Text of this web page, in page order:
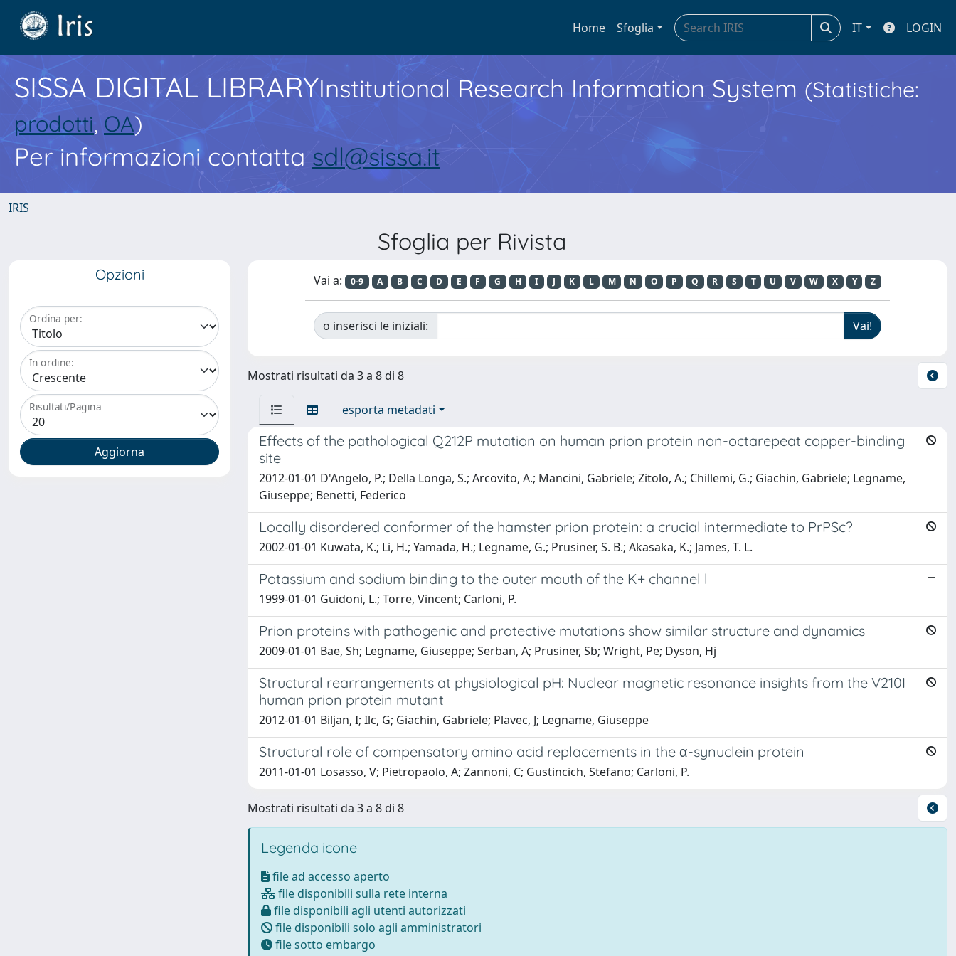
Home Sfoglia IT LOGIN
SISSA DIGITAL LIBRARYInstitutional Research Information System (Statistiche:
prodotti, OA)
Per informazioni contatta sdl@sissa.it
IRIS
Sfoglia per Rivista
Opzioni
Ordina per:
In ordine:
Risultati/Pagina
Vai a: 0-9 A B C D E F G H I J K L M N O P Q R S T U V W X Y Z
o inserisci le iniziali:
Mostrati risultati da 3 a 8 di 8
esporta metadati
Effects of the pathological Q212P mutation on human prion protein non-octarepeat copper-binding
site
2012-01-01 D'Angelo, P.; Della Longa, S.; Arcovito, A.; Mancini, Gabriele; Zitolo, A.; Chillemi, G.; Giachin, Gabriele; Legname,
Giuseppe; Benetti, Federico
Locally disordered conformer of the hamster prion protein: a crucial intermediate to PrPSc?
2002-01-01 Kuwata, K.; Li, H.; Yamada, H.; Legname, G.; Prusiner, S. B.; Akasaka, K.; James, T. L.
Potassium and sodium binding to the outer mouth of the K+ channel l
1999-01-01 Guidoni, L.; Torre, Vincent; Carloni, P.
Prion proteins with pathogenic and protective mutations show similar structure and dynamics
2009-01-01 Bae, Sh; Legname, Giuseppe; Serban, A; Prusiner, Sb; Wright, Pe; Dyson, Hj
Structural rearrangements at physiological pH: Nuclear magnetic resonance insights from the V210I
human prion protein mutant
2012-01-01 Biljan, I; Ilc, G; Giachin, Gabriele; Plavec, J; Legname, Giuseppe
Structural role of compensatory amino acid replacements in the α-synuclein protein
2011-01-01 Losasso, V; Pietropaolo, A; Zannoni, C; Gustincich, Stefano; Carloni, P.
Mostrati risultati da 3 a 8 di 8
Legenda icone
file ad accesso aperto
file disponibili sulla rete interna
file disponibili agli utenti autorizzati
file disponibili solo agli amministratori
file sotto embargo